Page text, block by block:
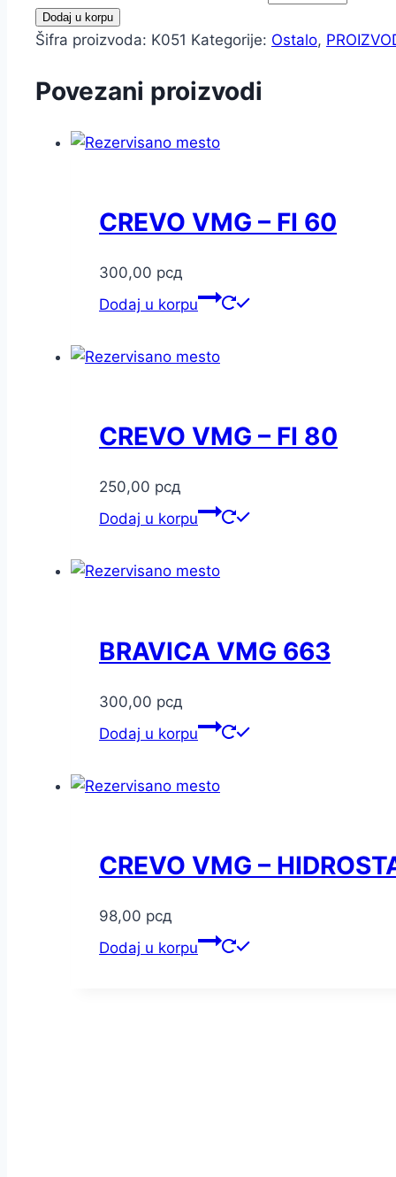
Dodaj u korpu
Šifra proizvoda: K051 Kategorije: Ostalo,
Povezani proizvodi
CREVO VMG – FI 60
300,00 рсд
Dodaj u korpu
CREVO VMG – FI 80
250,00 рсд
Dodaj u korpu
BRAVICA VMG 663
300,00 рсд
Dodaj u korpu
CREVO VMG –
98,00 рсд
Dodaj u korpu